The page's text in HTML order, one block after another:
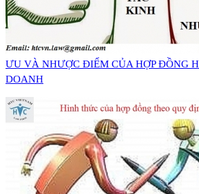
ƯU VÀ NHƯỢC ĐIỂM CỦA HỢP ĐỒNG
DOANH